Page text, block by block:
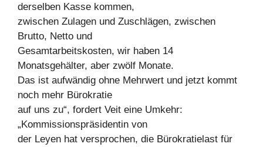
derselben Kasse kommen,
zwischen Zulagen und Zuschlägen, zwischen
Brutto, Netto und
Gesamtarbeitskosten, wir haben 14
Monatsgehälter, aber zwölf Monate.
Das ist aufwändig ohne Mehrwert und jetzt kommt
noch mehr Bürokratie
auf uns zu“, fordert Veit eine Umkehr:
„Kommissionspräsidentin von
der Leyen hat versprochen, die Bürokratielast für